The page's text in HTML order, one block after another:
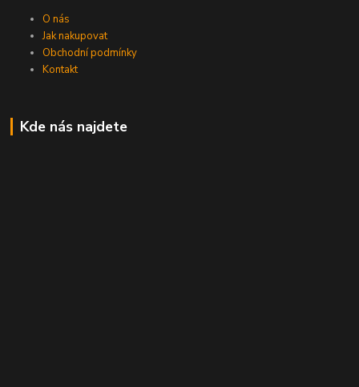
O nás
Jak nakupovat
Obchodní podmínky
Kontakt
Kde nás najdete